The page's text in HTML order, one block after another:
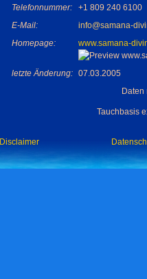
Telefonnummer:
+1 809 240 6100
E-Mail:
info@samana-
Homepage:
www.samana-
letzte Änderung: 07.03.2005
Tauchbasis
Disclaimer